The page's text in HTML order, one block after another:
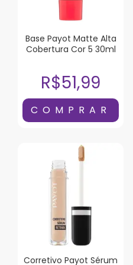
Base Payot Matte Alta
Cobertura Cor 5 30ml
R$51,99
Corretivo Payot Sérum